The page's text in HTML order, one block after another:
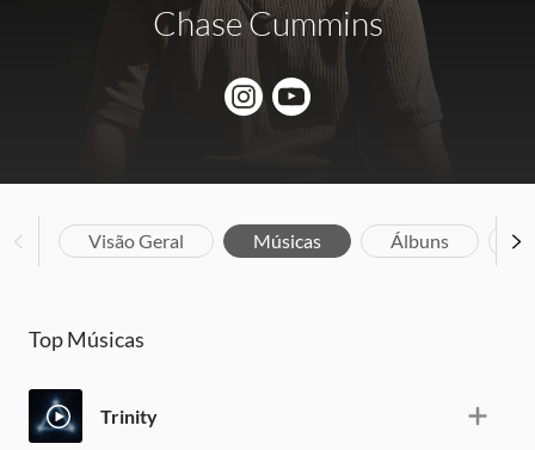
Chase Cummins
Visão Geral Músicas Álbuns
Top Músicas
Trinity